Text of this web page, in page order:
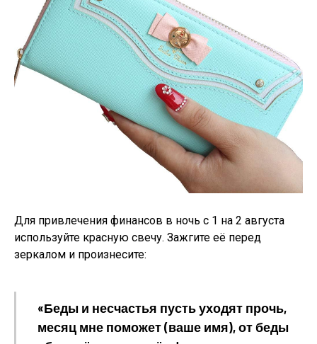
Для привлечения финансов в ночь с 1 на 2 августа
используйте красную свечу. Зажгите её перед
зеркалом и произнесите:
«Беды и несчастья пусть уходят прочь,
месяц мне поможет (ваше имя), от беды